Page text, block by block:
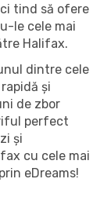
tind să ofere
le cele mai
Halifax.
dintre cele
și
de zbor
perfect
și
cu cele mai
eDreams!